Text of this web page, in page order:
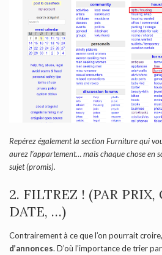
Repérez également la section Furniture qui
aurez l’appartement… mais chaque chose en
sujet (promis).
2. FILTREZ ! (PAR PRIX,
DATE, …)
Contrairement à ce que l’on pourrait
d’annonces. D’où l’importance de trier